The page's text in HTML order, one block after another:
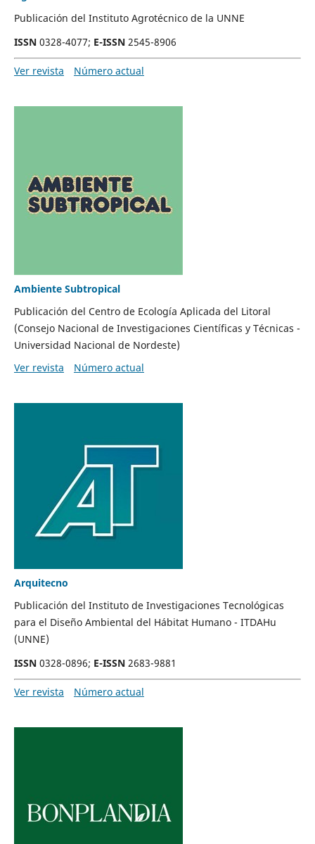
Publicación del Instituto Agrotécnico de la UNNE
ISSN 0328-4077; E-ISSN2545-8906
Ver revista Número actual
Ambiente Subtropical
Publicación del Centro de Ecología Aplicada del Litoral
(Consejo Nacional de Investigaciones Científicas y Técnicas -
Universidad Nacional de Nordeste)
Ver revista
Número actual
Arquitecno
Publicación del Instituto de Investigaciones Tecnológicas
para el Diseño Ambiental del Hábitat Humano - ITDAHu
(UNNE)
ISSN0328-0896; E-ISSN2683-9881
Ver revista Número actual